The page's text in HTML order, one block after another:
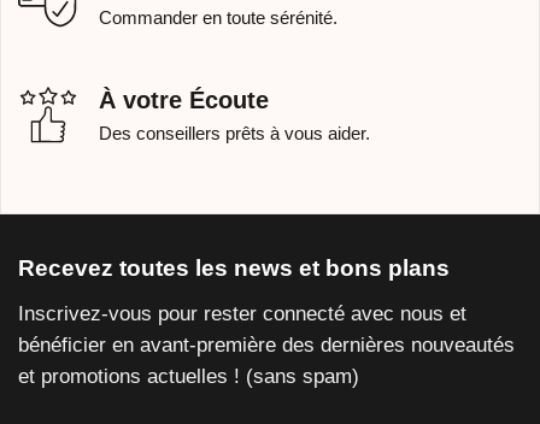
Commander en toute sérénité.
À votre Écoute
Des conseillers prêts à vous aider.
Recevez toutes les news et bons plans
Inscrivez-vous pour rester connecté avec nous et
bénéficier en avant-première des dernières nouveautés
et promotions actuelles ! (sans spam)